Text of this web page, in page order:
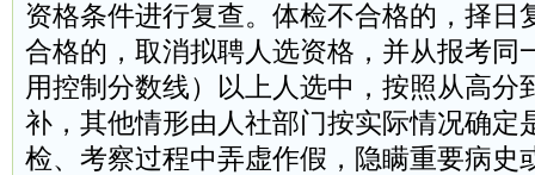
资格条件进行复查。体检不合格的，择日
合格的，取消拟聘人选资格，并从报考同
用控制分数线）以上人选中，按照从高分
补，其他情形由人社部门按实际情况确定
检、考察过程中弄虚作假，隐瞒重要病史